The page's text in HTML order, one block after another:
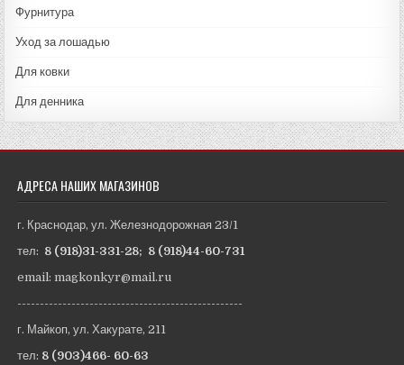
Фурнитура
Уход за лошадью
Для ковки
Для денника
АДРЕСА НАШИХ МАГАЗИНОВ
г. Краснодар, ул. Железнодорожная 23/1
тел: 8 (918)31-331-28; 8 (918)44-60-731
email: magkonkyr@mail.ru
--------------------------------------------------
г. Майкоп, ул. Хакурате, 211
тел: 8 (903)466- 60-63